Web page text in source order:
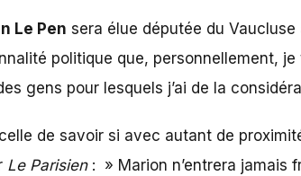
Le Pen sera élue députée du
politique que, personnellement,
gens pour lesquels j’ai de la
de savoir si avec autant de
Le Parisien: » Marion n’entrera jamais